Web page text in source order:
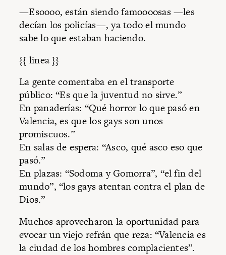
—Esoooo, están siendo famoooosas —les
decían los policías—, ya todo el mundo
sabe lo que estaban haciendo.
{{ linea }}
La gente comentaba en el transporte
público: “Es que la juventud no sirve.”
En panaderías: “Qué horror lo que pasó en
Valencia, es que los gays son unos
promiscuos.”
En salas de espera: “Asco, qué asco eso que
pasó.”
En plazas: “Sodoma y Gomorra”, “el fin del
mundo”, “los gays atentan contra el plan de
Dios.”
Muchos aprovecharon la oportunidad para
evocar un viejo refrán que reza: “Valencia es
la ciudad de los hombres complacientes”.